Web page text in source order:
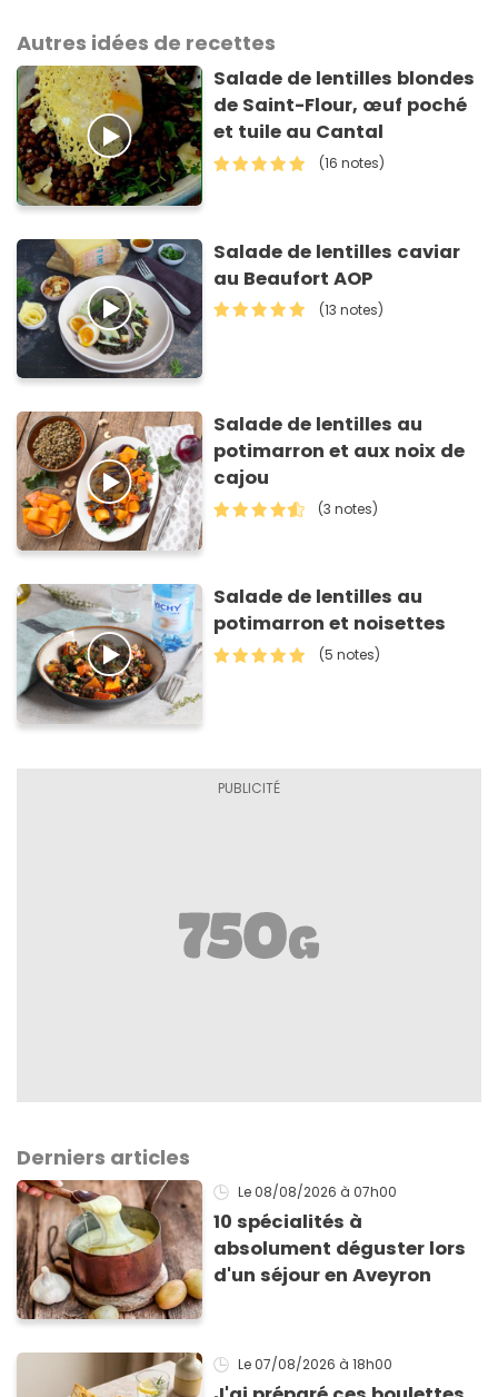
Autres idées de recettes
Salade de lentilles blondes
de Saint-Flour, œuf poché
et tuile au Cantal
(16 notes)
Salade de lentilles caviar
au Beaufort AOP
(13 notes)
Salade de lentilles au
potimarron et aux noix de
cajou
(3 notes)
Salade de lentilles au
potimarron et noisettes
(5 notes)
Derniers articles
Le 08/08/2026 à 07h00
10 spécialités à
absolument déguster lors
d'un séjour en Aveyron
Le 07/08/2026 à 18h00